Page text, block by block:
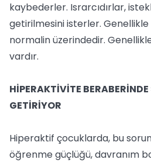
kaybederler. Israrcıdırlar,
getirilmesini isterler.
normalin üzerindedir.
vardır.
HİPERAKTİVİTE
GETİRİYOR
Hiperaktif çocuklarda, bu
öğrenme güçlüğü, davranım